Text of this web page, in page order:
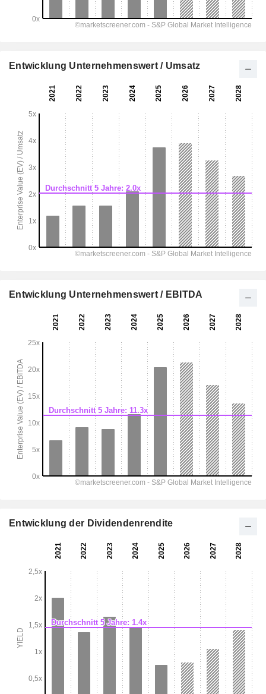
Entwicklung Unternehmenswert / Umsatz
Entwicklung Unternehmenswert / EBITDA
Entwicklung der Dividendenrendite